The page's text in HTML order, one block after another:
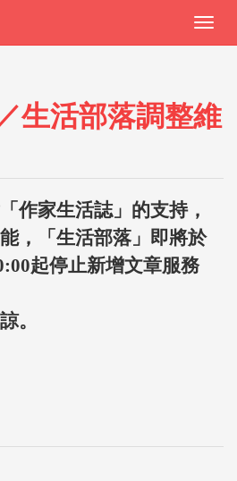
生活部落調整維
作家生活誌」的支持，
，「生活部落」即將於
起停止新增文章服務
。